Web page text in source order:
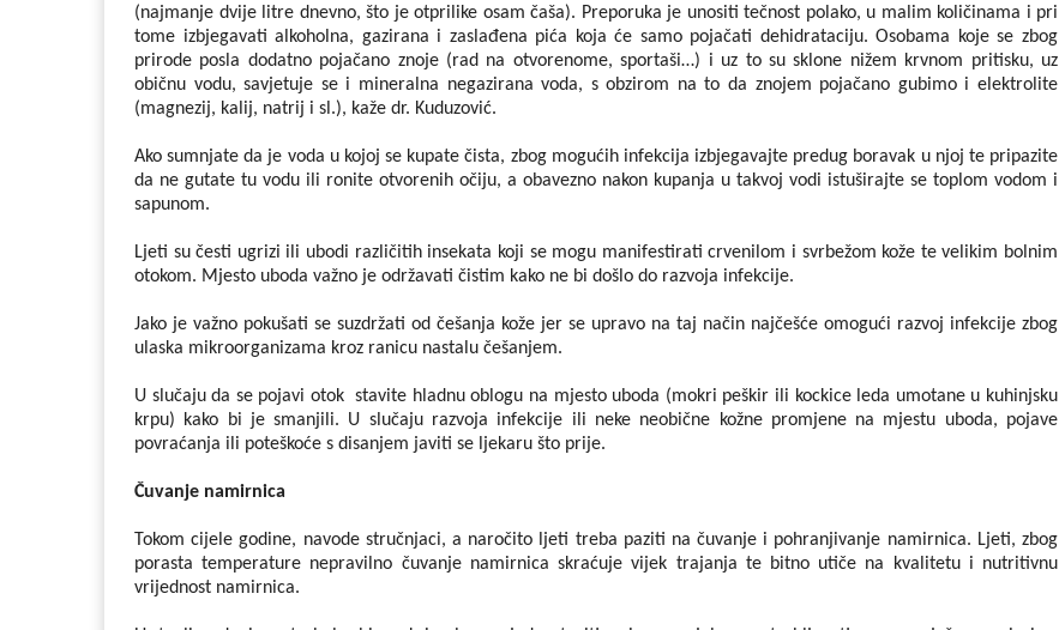
(najmanje dvije litre dnevno, što je otprilike osam čaša). Preporuka je unositi tečnost polako, u malim količinama i pri
tome izbjegavati alkoholna, gazirana i zaslađena pića koja će samo pojačati dehidrataciju. Osobama koje se zbog
prirode posla dodatno pojačano znoje (rad na otvorenome, sportaši…) i uz to su sklone nižem krvnom pritisku, uz
običnu vodu, savjetuje se i mineralna negazirana voda, s obzirom na to da znojem pojačano gubimo i elektrolite
(magnezij, kalij, natrij i sl.), kaže dr. Kuduzović.
Ako sumnjate da je voda u kojoj se kupate čista, zbog mogućih infekcija izbjegavajte predug boravak u njoj te pripazite
da ne gutate tu vodu ili ronite otvorenih očiju, a obavezno nakon kupanja u takvoj vodi istuširajte se toplom vodom i
sapunom.
Ljeti su česti ugrizi ili ubodi različitih insekata koji se mogu manifestirati crvenilom i svrbežom kože te velikim bolnim
otokom. Mjesto uboda važno je održavati čistim kako ne bi došlo do razvoja infekcije.
Jako je važno pokušati se suzdržati od češanja kože jer se upravo na taj način najčešće omogući razvoj infekcije zbog
ulaska mikroorganizama kroz ranicu nastalu češanjem.
U slučaju da se pojavi otok stavite hladnu oblogu na mjesto uboda (mokri peškir ili kockice leda umotane u kuhinjsku
krpu) kako bi je smanjili. U slučaju razvoja infekcije ili neke neobične kožne promjene na mjestu uboda, pojave
povraćanja ili poteškoće s disanjem javiti se ljekaru što prije.
Čuvanje namirnica
Tokom cijele godine, navode stručnjaci, a naročito ljeti treba paziti na čuvanje i pohranjivanje namirnica. Ljeti, zbog
porasta temperature nepravilno čuvanje namirnica skraćuje vijek trajanja te bitno utiče na kvalitetu i nutritivnu
vrijednost namirnica.